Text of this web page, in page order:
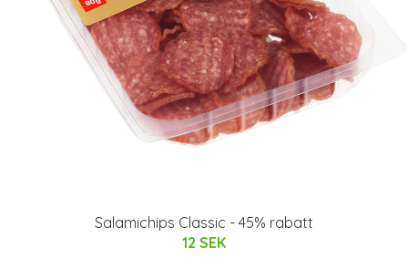
Salamichips Classic - 45% rabatt
12 SEK